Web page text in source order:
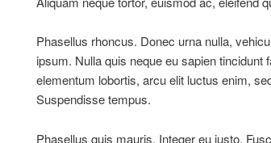
Phasellus rhoncus. Donec urna nulla,
ipsum. Nulla quis neque eu sapien
elementum lobortis, arcu elit luctus enim,
Suspendisse tempus.
Phasellus quis mauris. Integer eu justo.